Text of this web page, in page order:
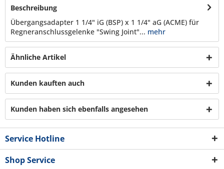
Beschreibung
Übergangsadapter 1 1/4" iG (BSP) x 1 1/4" aG (ACME) für
Regneranschlussgelenke "Swing Joint"... mehr
Ähnliche Artikel
Kunden kauften auch
Kunden haben sich ebenfalls angesehen
Service Hotline
Shop Service